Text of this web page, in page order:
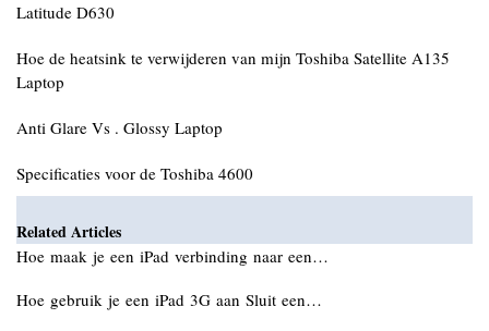
Latitude D630
Hoe de heatsink te verwijderen van mijn Toshiba Satellite A135
Laptop
Anti Glare Vs . Glossy Laptop
Specificaties voor de Toshiba 4600
Related Articles
Hoe maak je een iPad verbinding naar een…
Hoe gebruik je een iPad 3G aan Sluit een…